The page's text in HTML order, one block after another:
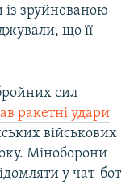
із зруйнованою
що її
сил
ракетні удари
військових
Міноборони
у чат-бот